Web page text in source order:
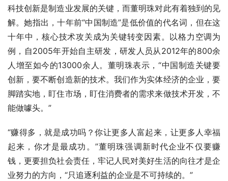
科技创新是制造业发展的关键，而董明珠对此有着独到的见
解。她指出，十年前“中国制造”是低价值的代名词，但在这
十年中，核心技术攻关成为关键转变因素。以格力空调为
例，自2005年开始自主研发，研发人员从2012年的800余
人增至如今的13000余人。董明珠表示，“中国制造关键要
创新，要不断创造新的技术。我们作为实体经济的企业，要
脚踏实地，盯住市场，盯住消费者的需求来做技术开发，不
能做噱头。”
“赚得多，就是成功吗？你让更多人富起来，让更多人幸福
起来，你才是最成功。”董明珠强调新时代企业不仅要赚
钱，更要担负社会责任，牢记人民对美好生活的向往才是企
业努力的方向，“只追逐利益的企业是不可持续的。”